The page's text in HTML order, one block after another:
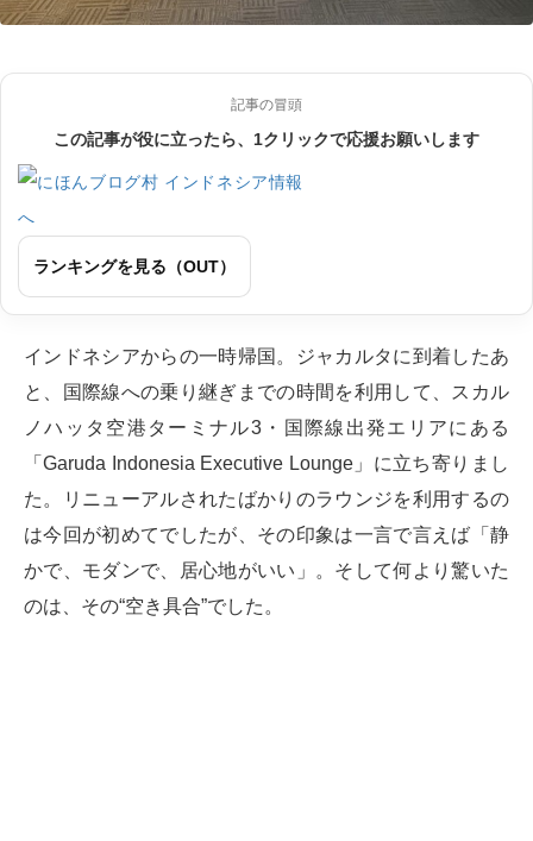
記事の冒頭
この記事が役に立ったら、1クリックで応援お願いします
ランキングを見る（OUT）
インドネシアからの一時帰国。ジャカルタに到着したあ
と、国際線への乗り継ぎまでの時間を利用して、スカル
ノハッタ空港ターミナル3・国際線出発エリアにある
「Garuda Indonesia Executive Lounge」に立ち寄りまし
た。リニューアルされたばかりのラウンジを利用するの
は今回が初めてでしたが、その印象は一言で言えば「静
かで、モダンで、居心地がいい」。そして何より驚いた
のは、その“空き具合”でした。